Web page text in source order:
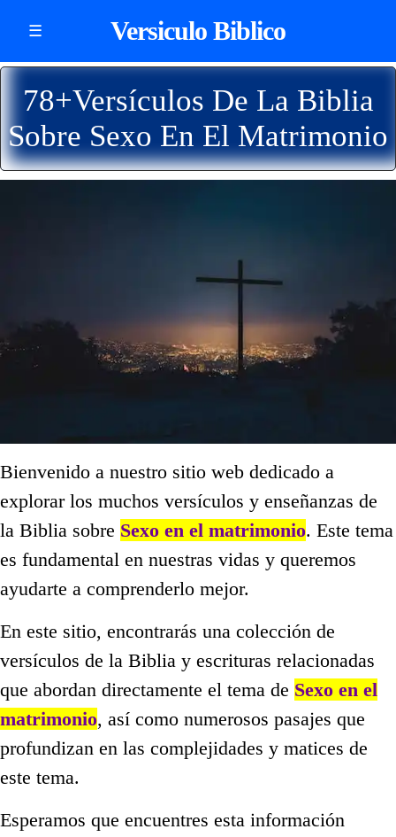
☰ Versiculo Biblico
78+Versículos De La Biblia
Sobre Sexo En El Matrimonio
Bienvenido a nuestro sitio web dedicado a
explorar los muchos versículos y enseñanzas de
la Biblia sobre Sexo en el matrimonio. Este tema
es fundamental en nuestras vidas y queremos
ayudarte a comprenderlo mejor.
En este sitio, encontrarás una colección de
versículos de la Biblia y escrituras relacionadas
que abordan directamente el tema de Sexo en el
matrimonio, así como numerosos pasajes que
profundizan en las complejidades y matices de
este tema.
Esperamos que encuentres esta información